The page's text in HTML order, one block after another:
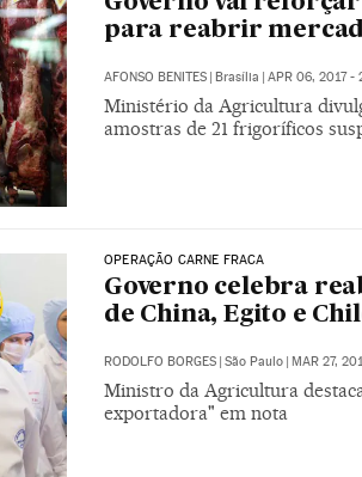
para reabrir
AFONSO BENITES | Brasília | APR 06, 2017 -
Ministério da Agricultura
amostras de 21 frigoríficos
OPERAÇÃO CARNE FRACA
Governo celebra
de China, Egito e
RODOLFO BORGES | São Paulo | MAR 27,
Ministro da Agricultura
exportadora" em nota